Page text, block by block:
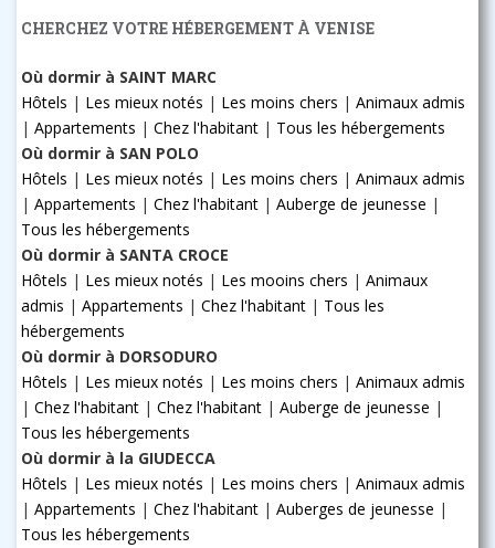
CHERCHEZ VOTRE HÉBERGEMENT À VENISE
Où dormir à SAINT MARC
Hôtels | Les mieux notés | Les moins chers | Animaux admis
| Appartements | Chez l'habitant | Tous les hébergements
Où dormir à SAN POLO
Hôtels | Les mieux notés | Les moins chers | Animaux admis
| Appartements | Chez l'habitant | Auberge de jeunesse |
Tous les hébergements
Où dormir à SANTA CROCE
Hôtels | Les mieux notés | Les mooins chers | Animaux
admis | Appartements | Chez l'habitant | Tous les
hébergements
Où dormir à DORSODURO
Hôtels | Les mieux notés | Les moins chers | Animaux admis
| Chez l'habitant | Chez l'habitant | Auberge de jeunesse |
Tous les hébergements
Où dormir à la GIUDECCA
Hôtels | Les mieux notés | Les moins chers | Animaux admis
| Appartements | Chez l'habitant | Auberges de jeunesse |
Tous les hébergements